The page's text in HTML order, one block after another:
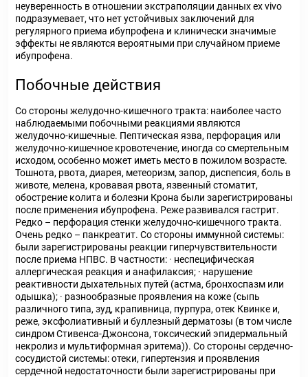
неуверенность в отношении экстраполяции данных ex vivo
подразумевает, что нет устойчивых заключений для
регулярного приема ибупрофена и клинически значимые
эффекты не являются вероятными при случайном приеме
ибупрофена.
Побочные действия
Co стороны желудочно-кишечного тракта: наиболее часто
наблюдаемыми побочными реакциями являются
желудочно-кишечные. Пептическая язва, перфорация или
желудочно-кишечное кровотечение, иногда со смертельным
исходом, особенно может иметь место в пожилом возрасте.
Тошнота, рвота, диарея, метеоризм, запор, диспепсия, боль в
животе, мелена, кровавая рвота, язвенный стоматит,
обострение колита и болезни Крона были зарегистрированы
после применения ибупрофена. Реже развивался гастрит.
Редко – перфорация стенки желудочно-кишечного тракта.
Очень редко – панкреатит. Со стороны иммунной системы:
были зарегистрированы реакции гиперчувствительности
после приема НПВС. В частности: · неспецифическая
аллергическая реакция и анафилаксия; · нарушение
реактивности дыхательных путей (астма, бронхоспазм или
одышка); · разнообразные проявления на коже (сыпь
различного типа, зуд, крапивница, пурпура, отек Квинке и,
реже, эксфолиативный и буллезный дерматозы (в том числе
синдром Стивенса-Джонсона, токсический эпидермальный
некролиз и мультиформная эритема)). Со стороны сердечно-
сосудистой системы: отеки, гипертензия и проявления
сердечной недостаточности были зарегистрированы при